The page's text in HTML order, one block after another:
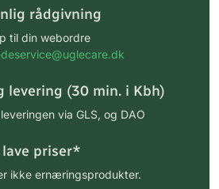
rådgivning
til din webordre
levering (30 min. i Kbh)
via GLS, og DAO
lave priser*
ikke ernæringsprodukter.